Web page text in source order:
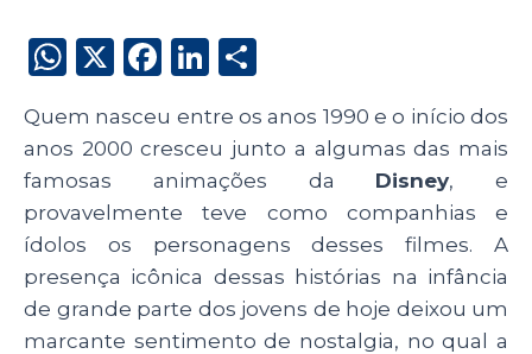
W
a
ts
A
p
p
X
F
c
e
b
o
o
k
Li
k
e
dI
n
a
re
Quem nasceu entre os anos 1990 e o início dos
anos 2000 cresceu junto a algumas das mais
famosas animações da Disney, e
provavelmente teve como companhias e
ídolos os personagens desses filmes. A
presença icônica dessas histórias na infância
de grande parte dos jovens de hoje deixou um
marcante sentimento de nostalgia, no qual a